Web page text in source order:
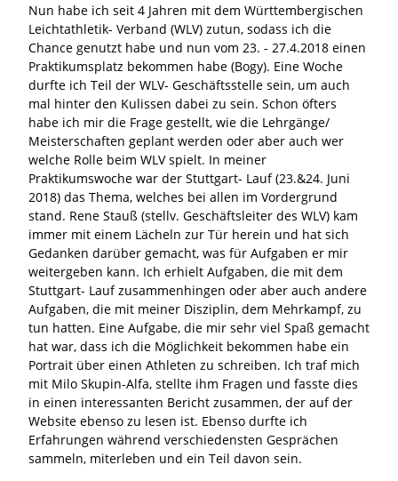
Nun habe ich seit 4 Jahren mit dem Württembergischen
Leichtathletik- Verband (WLV) zutun, sodass ich die
Chance genutzt habe und nun vom 23. - 27.4.2018 einen
Praktikumsplatz bekommen habe (Bogy). Eine Woche
durfte ich Teil der WLV- Geschäftsstelle sein, um auch
mal hinter den Kulissen dabei zu sein. Schon öfters
habe ich mir die Frage gestellt, wie die Lehrgänge/
Meisterschaften geplant werden oder aber auch wer
welche Rolle beim WLV spielt. In meiner
Praktikumswoche war der Stuttgart- Lauf (23.&24. Juni
2018) das Thema, welches bei allen im Vordergrund
stand. Rene Stauß (stellv. Geschäftsleiter des WLV) kam
immer mit einem Lächeln zur Tür herein und hat sich
Gedanken darüber gemacht, was für Aufgaben er mir
weitergeben kann. Ich erhielt Aufgaben, die mit dem
Stuttgart- Lauf zusammenhingen oder aber auch andere
Aufgaben, die mit meiner Disziplin, dem Mehrkampf, zu
tun hatten. Eine Aufgabe, die mir sehr viel Spaß gemacht
hat war, dass ich die Möglichkeit bekommen habe ein
Portrait über einen Athleten zu schreiben. Ich traf mich
mit Milo Skupin-Alfa, stellte ihm Fragen und fasste dies
in einen interessanten Bericht zusammen, der auf der
Website ebenso zu lesen ist. Ebenso durfte ich
Erfahrungen während verschiedensten Gesprächen
sammeln, miterleben und ein Teil davon sein.